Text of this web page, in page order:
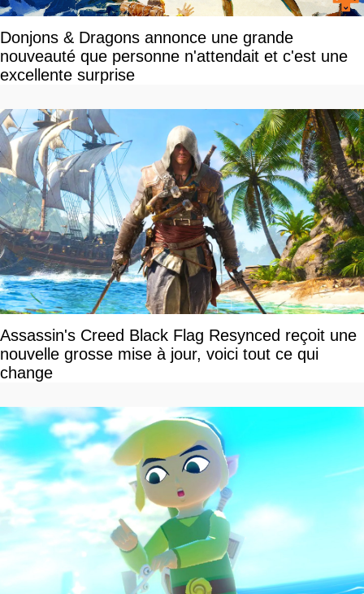
Donjons & Dragons annonce une grande
nouveauté que personne n'attendait et c'est une
excellente surprise
Assassin's Creed Black Flag Resynced reçoit une
nouvelle grosse mise à jour, voici tout ce qui
change